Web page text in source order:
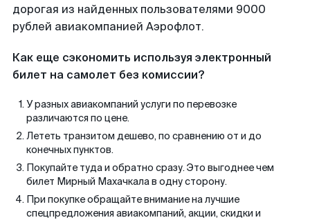
дорогая из найденных пользователями 9000
рублей авиакомпанией Аэрофлот.
Как еще сэкономить используя электронный
билет на самолет без комиссии?
У разных авиакомпаний услуги по перевозке
различаются по цене.
Лететь транзитом дешево, по сравнению от и до
конечных пунктов.
Покупайте туда и обратно сразу. Это выгоднее чем
билет Мирный Махачкала в одну сторону.
При покупке обращайте внимание на лучшие
спецпредложения авиакомпаний, акции, скидки и